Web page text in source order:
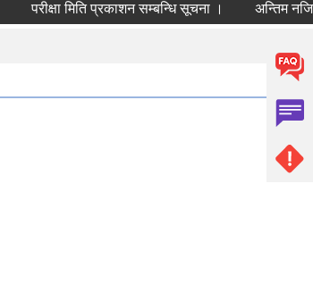
परीक्षा मिति प्रकाशन सम्बन्धि सूचना । अन्तिम नजिता